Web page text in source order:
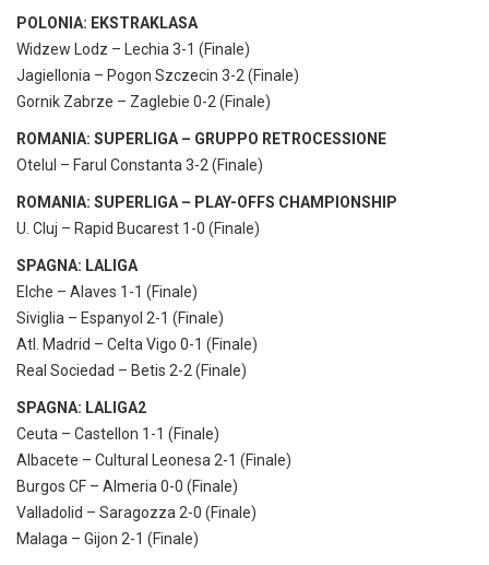
POLONIA: EKSTRAKLASA
Widzew Lodz – Lechia 3-1 (Finale)
Jagiellonia – Pogon Szczecin 3-2 (Finale)
Gornik Zabrze – Zaglebie 0-2 (Finale)
ROMANIA: SUPERLIGA – GRUPPO RETROCESSIONE
Otelul – Farul Constanta 3-2 (Finale)
ROMANIA: SUPERLIGA – PLAY-OFFS CHAMPIONSHIP
U. Cluj – Rapid Bucarest 1-0 (Finale)
SPAGNA: LALIGA
Elche – Alaves 1-1 (Finale)
Siviglia – Espanyol 2-1 (Finale)
Atl. Madrid – Celta Vigo 0-1 (Finale)
Real Sociedad – Betis 2-2 (Finale)
SPAGNA: LALIGA2
Ceuta – Castellon 1-1 (Finale)
Albacete – Cultural Leonesa 2-1 (Finale)
Burgos CF – Almeria 0-0 (Finale)
Valladolid – Saragozza 2-0 (Finale)
Malaga – Gijon 2-1 (Finale)